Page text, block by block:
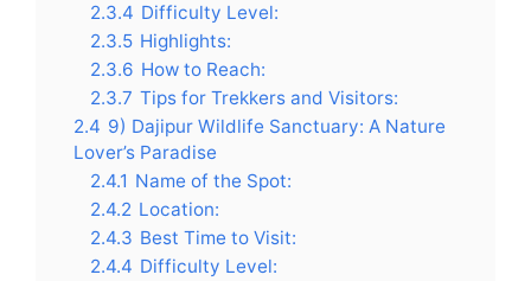
2.3.4 Difficulty Level:
2.3.5 Highlights:
2.3.6 How to Reach:
2.3.7 Tips for Trekkers and Visitors:
2.4 9) Dajipur Wildlife Sanctuary: A Nature
Lover’s Paradise
2.4.1 Name of the Spot:
2.4.2 Location:
2.4.3 Best Time to Visit:
2.4.4 Difficulty Level: